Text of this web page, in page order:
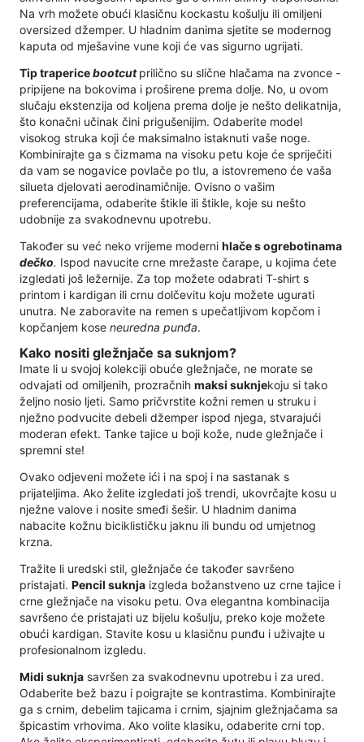
Na vrh možete obući klasičnu kockastu košulju ili omiljeni
oversized džemper. U hladnim danima sjetite se modernog
kaputa od mješavine vune koji će vas sigurno ugrijati.
Tip trapericebootcutprilično su slične hlačama na zvonce -
pripijene na bokovima i proširene prema dolje. No, u ovom
slučaju ekstenzija od koljena prema dolje je nešto delikatnija,
što konačni učinak čini prigušenijim. Odaberite model
visokog struka koji će maksimalno istaknuti vaše noge.
Kombinirajte ga s čizmama na visoku petu koje će spriječiti
da vam se nogavice povlače po tlu, a istovremeno će vaša
silueta djelovati aerodinamičnije. Ovisno o vašim
preferencijama, odaberite štikle ili štikle, koje su nešto
udobnije za svakodnevnu upotrebu.
Također su već neko vrijeme moderni hlače s ogrebotinama
dečko. Ispod navucite crne mrežaste čarape, u kojima ćete
izgledati još ležernije. Za top možete odabrati T-shirt s
printom i kardigan ili crnu dolčevitu koju možete ugurati
unutra. Ne zaboravite na remen s upečatljivom kopčom i
kopčanjem kose neuredna punđa.
Kako nositi gležnjače sa suknjom?
Imate li u svojoj kolekciji obuće gležnjače, ne morate se
odvajati od omiljenih, prozračnih maksi suknjekoju si tako
željno nosio ljeti. Samo pričvrstite kožni remen u struku i
nježno podvucite debeli džemper ispod njega, stvarajući
moderan efekt. Tanke tajice u boji kože, nude gležnjače i
spremni ste!
Ovako odjeveni možete ići i na spoj i na sastanak s
prijateljima. Ako želite izgledati još trendi, ukovrčajte kosu u
nježne valove i nosite smeđi šešir. U hladnim danima
nabacite kožnu biciklističku jaknu ili bundu od umjetnog
krzna.
Tražite li uredski stil, gležnjače će također savršeno
pristajati. Pencil suknja izgleda božanstveno uz crne tajice i
crne gležnjače na visoku petu. Ova elegantna kombinacija
savršeno će pristajati uz bijelu košulju, preko koje možete
obući kardigan. Stavite kosu u klasičnu punđu i uživajte u
profesionalnom izgledu.
Midi suknja savršen za svakodnevnu upotrebu i za ured.
Odaberite bež bazu i poigrajte se kontrastima. Kombinirajte
ga s crnim, debelim tajicama i crnim, sjajnim gležnjačama sa
špicastim vrhovima. Ako volite klasiku, odaberite crni top.